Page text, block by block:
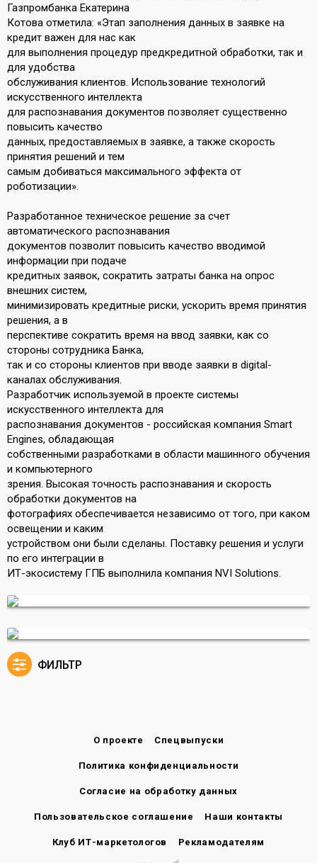
Газпромбанка Екатерина
Котова отметила: «Этап заполнения данных в заявке на
кредит важен для нас как
для выполнения процедур предкредитной обработки, так и
для удобства
обслуживания клиентов. Использование технологий
искусственного интеллекта
для распознавания документов позволяет существенно
повысить качество
данных, предоставляемых в заявке, а также скорость
принятия решений и тем
самым добиваться максимального эффекта от
роботизации».
Разработанное техническое решение за счет
автоматического распознавания
документов позволит повысить качество вводимой
информации при подаче
кредитных заявок, сократить затраты банка на опрос
внешних систем,
минимизировать кредитные риски, ускорить время принятия
решения, а в
перспективе сократить время на ввод заявки, как со
стороны сотрудника Банка,
так и со стороны клиентов при вводе заявки в digital-
каналах обслуживания.
Разработчик используемой в проекте системы
искусственного интеллекта для
распознавания документов - российская компания Smart
Engines, обладающая
собственными разработками в области машинного обучения
и компьютерного
зрения. Высокая точность распознавания и скорость
обработки документов на
фотографиях обеспечивается независимо от того, при каком
освещении и каким
устройством они были сделаны. Поставку решения и услуги
по его интеграции в
ИТ-экосистему ГПБ выполнила компания NVI Solutions.
ФИЛЬТР
О проекте Спецвыпуски
Политика конфиденциальности
Согласие на обработку данных
Пользовательское соглашение Наши контакты
Клуб ИТ-маркетологов Рекламодателям